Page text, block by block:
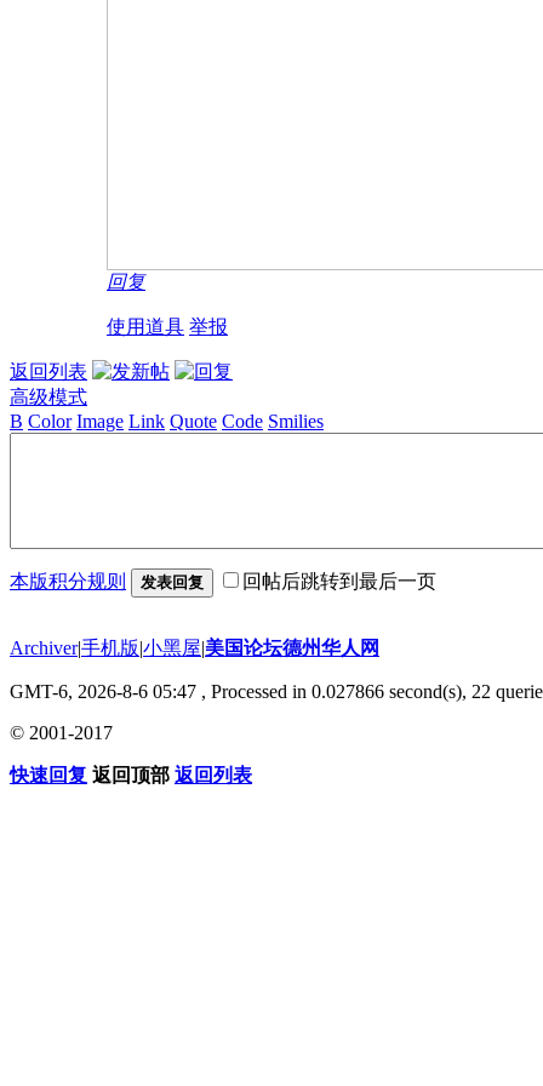
回复
使用道具 举报
返回列表
高级模式
B Color Image Link Quote Code Smilies
本版积分规则 发表回复 回帖后跳转到最后一页
Archiver|手机版|小黑屋|美国论坛德州华人网
GMT-6, 2026-8-6 05:47 , Processed in 0.027866 second(s), 22
© 2001-2017
快速回复 返回顶部 返回列表